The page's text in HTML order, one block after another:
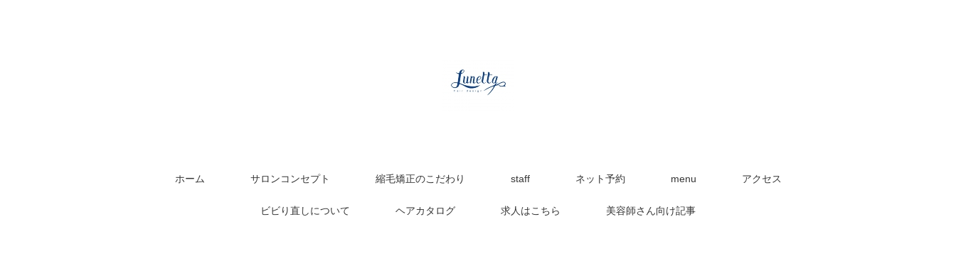
ホーム サロンコンセプト 縮毛矯正のこだわり staff ネット予約 menu アクセス
ビビり直しについて ヘアカタログ 求人はこちら 美容師さん向け記事